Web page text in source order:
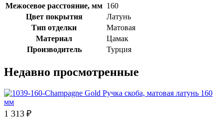
Межосевое расстояние, мм 160
Цвет покрытия
Латунь
Тип отделки
Матовая
Материал
Цамак
Производитель
Турция
Недавно просмотренные
1 313 ₽